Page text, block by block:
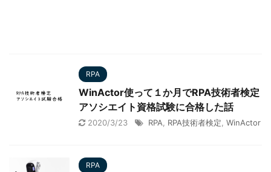
RPA
WinActor使って１か月でRPA技術者検定
アソシエイト資格試験に合格した話
2020/3/23 RPA RPA技術者検定 WinActor
RPA